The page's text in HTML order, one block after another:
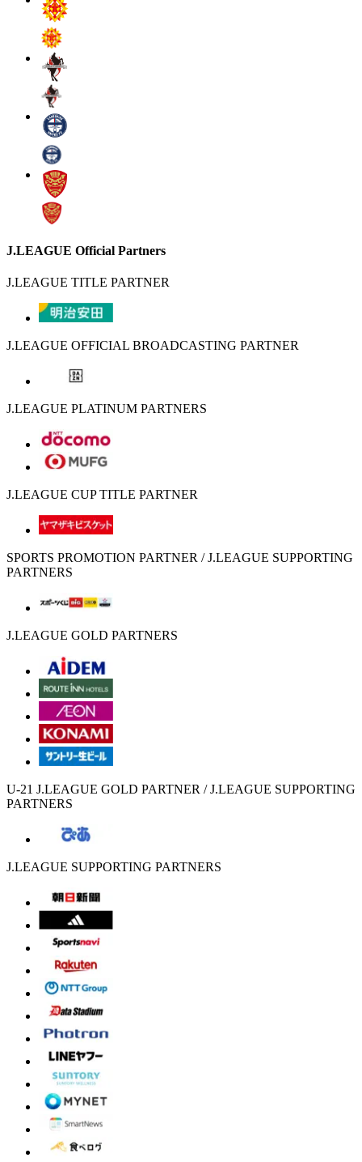
J.LEAGUE Official Partners
J.LEAGUE TITLE PARTNER
J.LEAGUE OFFICIAL BROADCASTING PARTNER
J.LEAGUE PLATINUM PARTNERS
J.LEAGUE CUP TITLE PARTNER
SPORTS PROMOTION PARTNER / J.LEAGUE SUPPORTING
PARTNERS
J.LEAGUE GOLD PARTNERS
U-21 J.LEAGUE GOLD PARTNER / J.LEAGUE SUPPORTING
PARTNERS
J.LEAGUE SUPPORTING PARTNERS